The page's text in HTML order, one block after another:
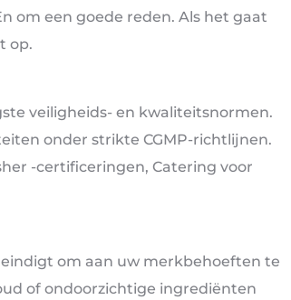
om een ​​goede reden. Als het gaat
op.
veiligheids- en kwaliteitsnormen.
onder strikte CGMP-richtlijnen.
-certificeringen, Catering voor
om aan uw merkbehoeften te
of ondoorzichtige ingrediënten